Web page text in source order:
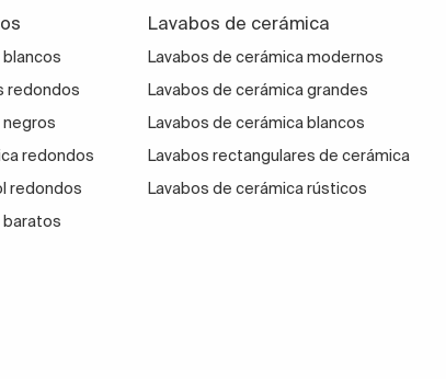
blancos
redondos
negros
redondos
redondos
baratos
Lavabos de cerámica
Lavabos de cerámica modernos
Lavabos de cerámica grandes
Lavabos de cerámica blancos
Lavabos rectangulares de cerámica
Lavabos de cerámica rústicos